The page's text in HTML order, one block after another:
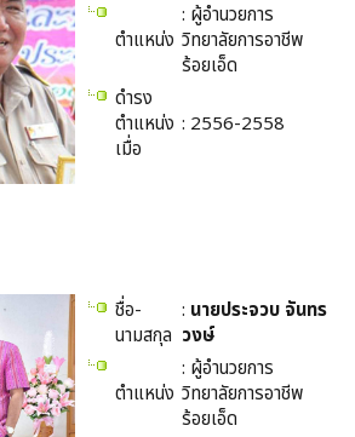
ตำแหน่ง
: ผู้อำนวยการ
วิทยาลัยการอาชีพ
ร้อยเอ็ด
ดำรง
ตำแหน่ง
เมื่อ
: 2556-2558
ชื่อ-
นามสกุล
: นายประจวบ จันทร
วงษ์
ตำแหน่ง
: ผู้อำนวยการ
วิทยาลัยการอาชีพ
ร้อยเอ็ด